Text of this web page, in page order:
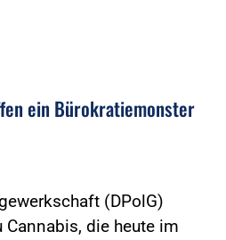
ein Bürokratiemonster
(DPolG)
die heute im